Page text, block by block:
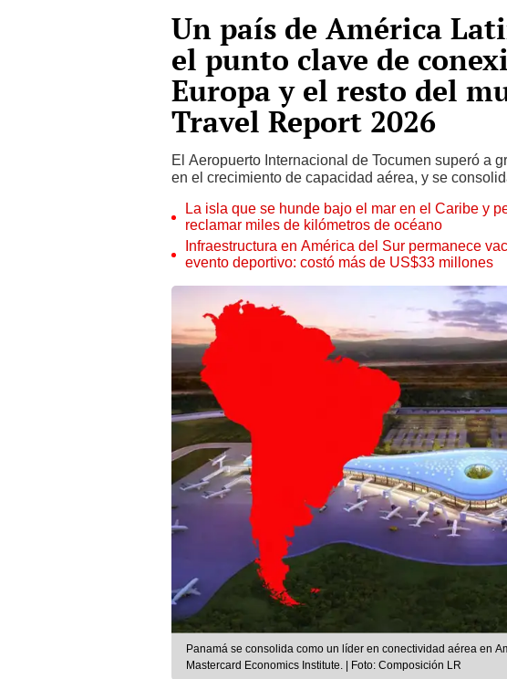
Un país de América
el punto clave de
Europa y el resto del
Travel Report 2026
El Aeropuerto Internacional de Tocumen superó a
en el crecimiento de capacidad aérea, y se
La isla que se hunde bajo el mar en el Caribe y
reclamar miles de kilómetros de océano
Infraestructura en América del Sur permanece
evento deportivo: costó más de US$33 millones
Panamá se consolida como un líder en conectividad aérea en
Mastercard Economics Institute. | Foto: Composición LR